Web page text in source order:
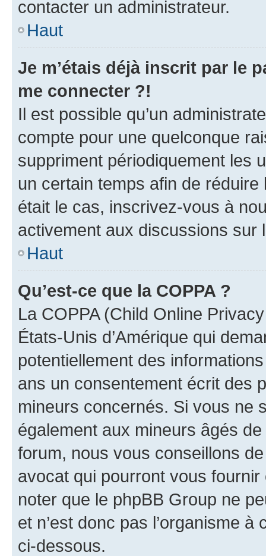
contacter un administrateur.
Haut
Je m’étais déjà inscrit par le
me connecter ?!
Il est possible qu’un
compte pour une quelconque
suppriment périodiquement les
un certain temps afin de
était le cas, inscrivez-vous à
activement aux discussions sur
Haut
Qu’est-ce que la COPPA ?
La COPPA (Child Online
États-Unis d’Amérique qui
potentiellement des
ans un consentement écrit des
mineurs concernés. Si vous ne
également aux mineurs âgés
forum, nous vous conseillons
avocat qui pourront vous
noter que le phpBB Group ne
et n’est donc pas l’organisme
ci-dessous.